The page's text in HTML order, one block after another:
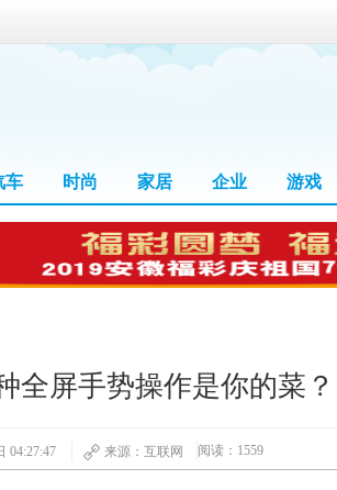
车 时尚 家居 企业 游戏
全屏手势操作是你的菜？
04:27:47 来源：互联网 阅读：1559